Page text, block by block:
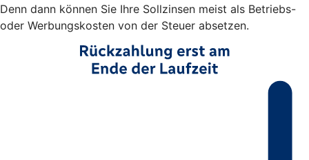
Denn dann können Sie Ihre Sollzinsen meist als Betriebs-
oder Werbungskosten von der Steuer absetzen.